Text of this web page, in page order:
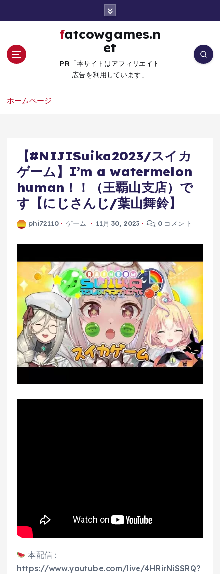
fatcowgames.n
et
PR「本サイトはアフィリエイト
広告を利用しています」
ホームページ
【#NIJISuika2023/スイカ
ゲーム】I’m a watermelon
human！！（王覇山支店）で
す【にじさんじ/葉山舞鈴】
phi72110 ゲーム 11月 30, 2023 0 コメント
本配信：
https://www.youtube.com/live/4HRirNiSSRQ?